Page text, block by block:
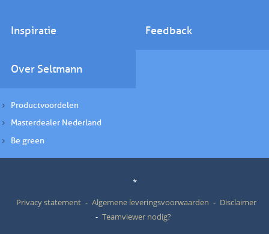
Inspiratie Feedback
Over Seltmann
Productvoordelen
Masterdealer Nederland
Be green
*
Privacy statement
Algemene leveringsvoorwaarden
Disclaimer
Teamviewer nodig?